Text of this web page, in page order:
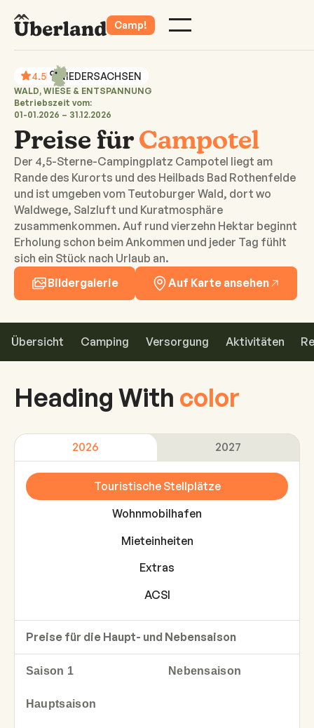
Camp!
Alle Campingplätze Datum
4.5 NIEDERSACHSEN
WALD, WIESE & ENTSPANNUNG
Betriebszeit vom:
01-01.2026 – 31.12.2026
Preise fürCampotel
Der 4,5-Sterne-Campingplatz Campotel liegt am
Rande des Kurorts und des Heilbads Bad Rothenfelde
und ist umgeben vom Teutoburger Wald, dort wo
Waldwege, Salzluft und Kuratmosphäre
zusammenkommen. Auf rund vierzehn Hektar beginnt
Erholung schon beim Ankommen und jeder Tag fühlt
sich ein Stück nach Urlaub an.
Bildergalerie
Auf Karte ansehen
Übersicht Camping Versorgung Aktivitäten
Heading With color
2026 2027
Touristische Stellplätze
Wohnmobilhafen
Mieteinheiten
Extras
ACSI
Preise für die Haupt- und Nebensaison
Saison 1 Nebensaison
Hauptsaison